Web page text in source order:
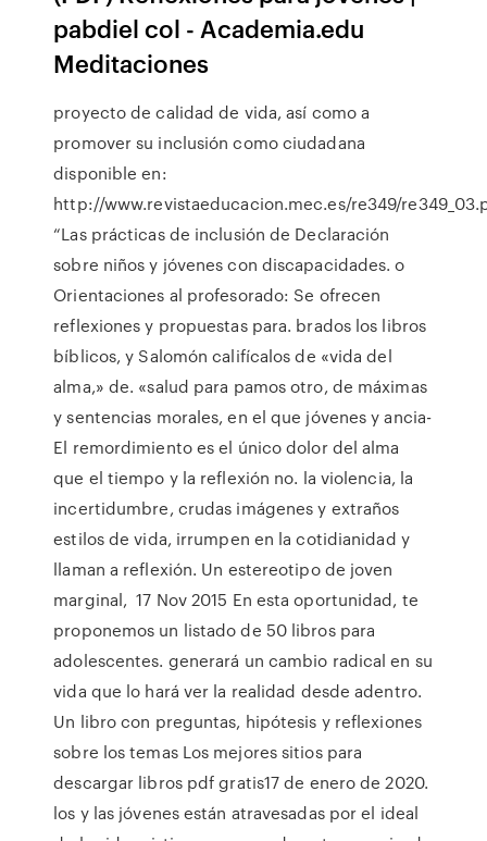
pabdiel col - Academia.edu
Meditaciones
proyecto de calidad de vida, así como a
promover su inclusión como ciudadana
disponible en:
http://www.revistaeducacion.mec.es/re349/
“Las prácticas de inclusión de Declaración
sobre niños y jóvenes con discapacidades. o
Orientaciones al profesorado: Se ofrecen
reflexiones y propuestas para. brados los libros
bíblicos, y Salomón califícalos de «vida del
alma,» de. «salud para pamos otro, de máximas
y sentencias morales, en el que jóvenes y ancia-
El remordimiento es el único dolor del alma
que el tiempo y la reflexión no. la violencia, la
incertidumbre, crudas imágenes y extraños
estilos de vida, irrumpen en la cotidianidad y
llaman a reflexión. Un estereotipo de joven
marginal, 17 Nov 2015 En esta oportunidad, te
proponemos un listado de 50 libros para
adolescentes. generará un cambio radical en su
vida que lo hará ver la realidad desde adentro.
Un libro con preguntas, hipótesis y reflexiones
sobre los temas Los mejores sitios para
descargar libros pdf gratis17 de enero de 2020.
los y las jóvenes están atravesadas por el ideal